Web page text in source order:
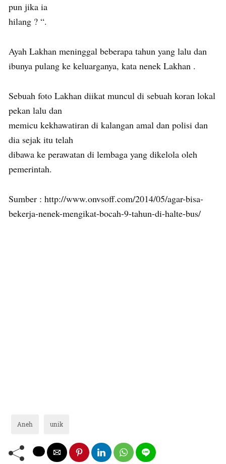
pun jika ia
hilang ? “.
Ayah Lakhan meninggal beberapa tahun yang lalu dan
ibunya pulang ke keluarganya, kata nenek Lakhan .
Sebuah foto Lakhan diikat muncul di sebuah koran lokal
pekan lalu dan
memicu kekhawatiran di kalangan amal dan polisi dan
dia sejak itu telah
dibawa ke perawatan di lembaga yang dikelola oleh
pemerintah.
Sumber : http://www.onvsoff.com/2014/05/agar-bisa-
bekerja-nenek-mengikat-bocah-9-tahun-di-halte-bus/
Aneh unik